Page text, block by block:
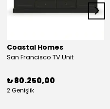
Coastal Homes
San Francisco TV Unit
₺ 80.250,00
2 Genişlik